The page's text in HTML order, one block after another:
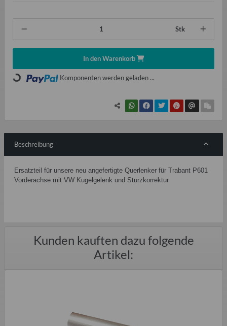
Stk
In den Warenkorb
Loading... Komponenten werden geladen ...
Beschreibung
Ersatzteil für unsere neu angefertigte Querlenker für Trabant P601
Vorderachse mit VW Kugelgelenk und Sturzkorrektur.
Kunden kauften dazu folgende
Artikel: